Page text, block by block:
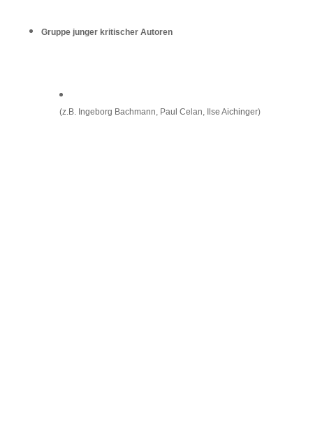
Gruppe junger kritischer Autoren
(z.B. Ingeborg Bachmann, Paul Celan, Ilse Aichinger)